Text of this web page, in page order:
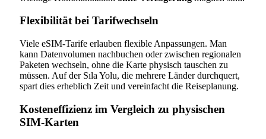
Flexibilität bei Tarifwechseln
Viele eSIM-Tarife erlauben flexible Anpassungen. Man
kann Datenvolumen nachbuchen oder zwischen regionalen
Paketen wechseln, ohne die Karte physisch tauschen zu
müssen. Auf der Sıla Yolu, die mehrere Länder durchquert,
spart dies erheblich Zeit und vereinfacht die Reiseplanung.
Kosteneffizienz im Vergleich zu physischen
SIM-Karten